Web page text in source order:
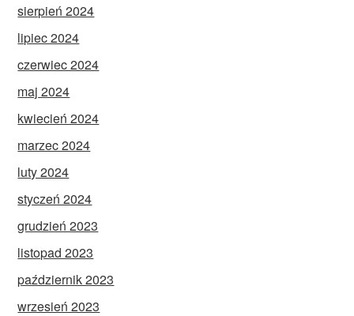
sierpień 2024
lipiec 2024
czerwiec 2024
maj 2024
kwiecień 2024
marzec 2024
luty 2024
styczeń 2024
grudzień 2023
listopad 2023
październik 2023
wrzesień 2023